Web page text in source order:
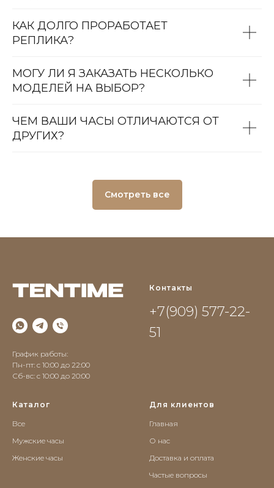
КАК ДОЛГО ПРОРАБОТАЕТ
РЕПЛИКА?
МОГУ ЛИ Я ЗАКАЗАТЬ НЕСКОЛЬКО
МОДЕЛЕЙ НА ВЫБОР?
ЧЕМ ВАШИ ЧАСЫ ОТЛИЧАЮТСЯ ОТ
ДРУГИХ?
Смотреть все
График работы:
Пн-пт: с 10:00 до 22:00
Сб-вс: c 10:00 до 20:00
Контакты
+7(909) 577-22-
51
Каталог
Все
Мужские часы
Женские часы
Для клиентов
Главная
О нас
Доставка и оплата
Частые вопросы